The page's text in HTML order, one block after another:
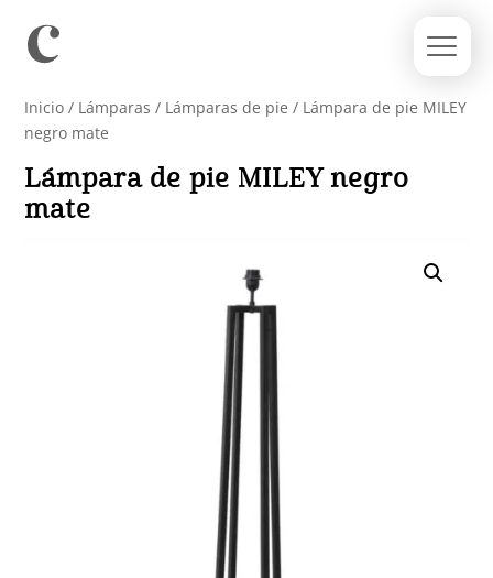
Inicio / Lámparas / Lámparas de pie / Lámpara de pie MILEY
negro mate
Lámpara de pie MILEY negro
mate